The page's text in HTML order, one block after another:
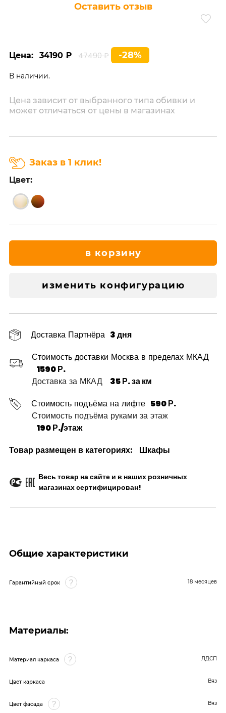
Оставить отзыв
Цена: 34190 ₽ 47490 ₽ -28%
В наличии.
Цена зависит от выбранного типа обивки и
может отличаться от цены в магазинах
Заказ в 1 клик!
Цвет:
в корзину
изменить конфигурацию
Доставка Партнёра 3 дня
Стоимость доставки Москва в пределах МКАД
1590 Р.
Доставка за МКАД
35 Р. за км
Стоимость подъёма на лифте 590 Р.
Стоимость подъёма руками за этаж
190 Р./этаж
Товар размещен в категориях:
Шкафы
Весь товар на сайте и в наших розничных
магазинах сертифицирован!
Общие характеристики
Гарантийный срок 18 месяцев
Материалы:
Материал каркаса ЛДСП
Цвет каркаса Вяз
Цвет фасада Вяз